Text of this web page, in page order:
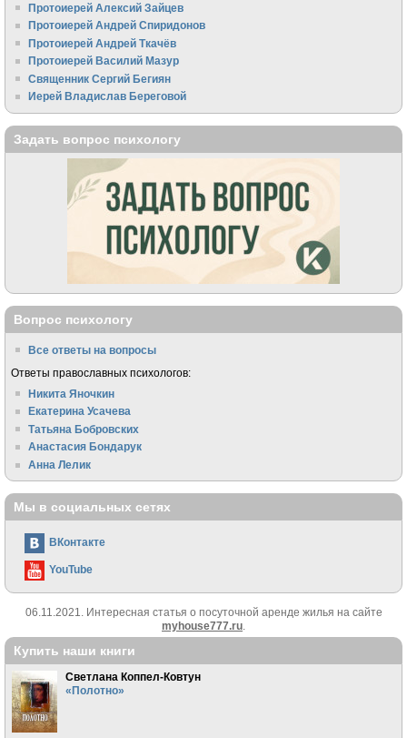
Протоиерей Алексий Зайцев
Протоиерей Андрей Спиридонов
Протоиерей Андрей Ткачёв
Протоиерей Василий Мазур
Священник Сергий Бегиян
Иерей Владислав Береговой
Задать вопрос психологу
Вопрос психологу
Все ответы на вопросы
Ответы православных психологов:
Никита Яночкин
Екатерина Усачева
Татьяна Бобровских
Анастасия Бондарук
Анна Лелик
Мы в социальных сетях
ВКонтакте
YouTube
06.11.2021. Интересная статья о посуточной аренде жилья на сайте
myhouse777.ru
Купить наши книги
Светлана Коппел-Ковтун
«Полотно»